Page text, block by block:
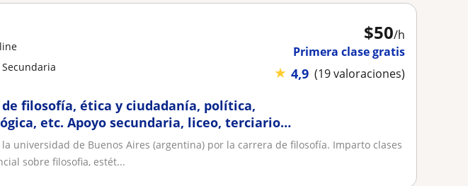
$50/h
Primera clase gratis
★ 4,9 (19 valoraciones)
de filosofía, ética y ciudadanía, política,
etc. Apoyo secundaria, liceo, terciario
universidad de Buenos Aires (argentina) por la carrera de filosofía. Imparto clases
sobre filosofia, estét...